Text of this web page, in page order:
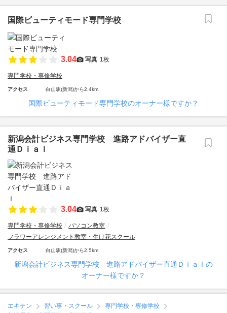
国際ビューティモード専門学校
3.04 写真 1枚
専門学校・専修学校
アクセス 白山駅(新潟)から2.4km
国際ビューティモード専門学校のオーナー様ですか？
新潟会計ビジネス専門学校 進路アドバイザー直
通Ｄｉａｌ
3.04 写真 1枚
専門学校・専修学校
パソコン教室
フラワーアレンジメント教室・生け花スクール
アクセス 白山駅(新潟)から2.5km
新潟会計ビジネス専門学校 進路アドバイザー直通Ｄｉａｌの
オーナー様ですか？
エキテン 習い事・スクール
専門学校・専修学校